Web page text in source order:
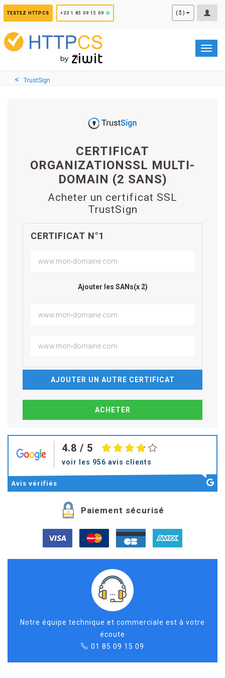
TESTEZ HTTPCS +33 1 85 09 15 09 ($)
TrustSign
CERTIFICAT
ORGANIZATIONSSL MULTI-
DOMAIN (2 SANS)
Acheter un certificat SSL
TrustSign
CERTIFICAT N°1
Ajouter les SANs(x 2)
AJOUTER UN AUTRE CERTIFICAT
4.8 / 5
voir les 956 avis clients
Avis vérifiés
Paiement sécurisé
Notre équipe technique et commerciale est à votre
écoute
01 85 09 15 09
Panneau de gestion des cookies